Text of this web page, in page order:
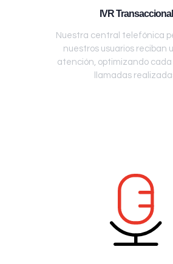
IVR Transaccional
Nuestra central telefónica
nuestros usuarios reciban
atención, optimizando cada
llamadas